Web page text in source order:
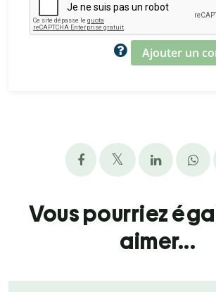
Ajouter un
Vous pourriez
aimer...